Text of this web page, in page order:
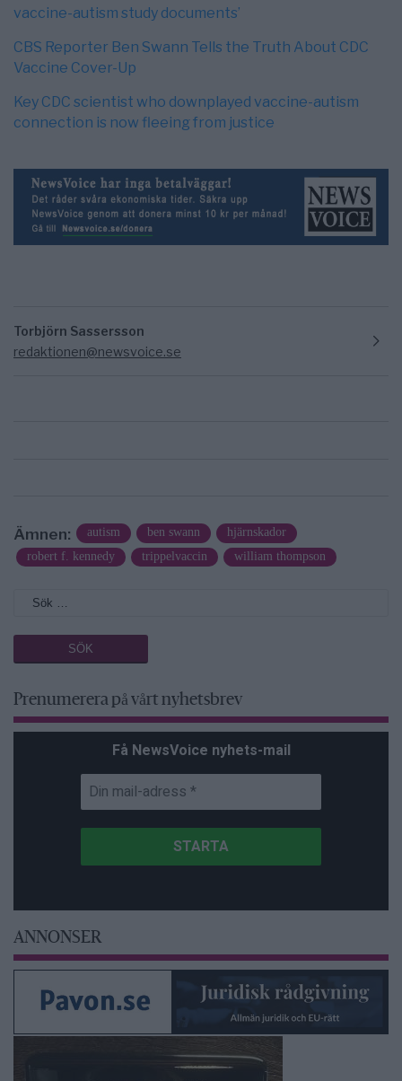
vaccine-autism study documents’
CBS Reporter Ben Swann Tells the Truth About CDC
Vaccine Cover-Up
Key CDC scientist who downplayed vaccine-autism
connection is now fleeing from justice
Torbjörn Sassersson
redaktionen@newsvoice.se
Ämnen: autism ben swann
hjärnskador
robert f. kennedy
trippelvaccin william thompson
Prenumerera på vårt nyhetsbrev
Få NewsVoice nyhets-mail
ANNONSER